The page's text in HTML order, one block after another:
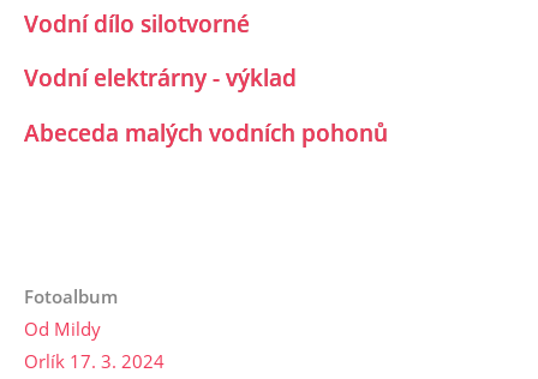
Vodní dílo silotvorné
Vodní elektrárny - výklad
Abeceda malých vodních pohonů
Fotoalbum
Od Mildy
Orlík 17. 3. 2024